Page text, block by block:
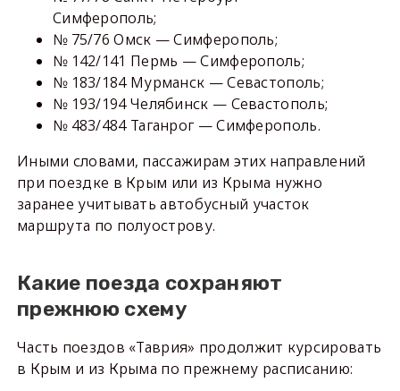
Симферополь;
№ 75/76 Омск — Симферополь;
№ 142/141 Пермь — Симферополь;
№ 183/184 Мурманск — Севастополь;
№ 193/194 Челябинск — Севастополь;
№ 483/484 Таганрог — Симферополь.
Иными словами, пассажирам этих направлений
при поездке в Крым или из Крыма нужно
заранее учитывать автобусный участок
маршрута по полуострову.
Какие поезда сохраняют
прежнюю схему
Часть поездов «Таврия» продолжит курсировать
в Крым и из Крыма по прежнему расписанию: